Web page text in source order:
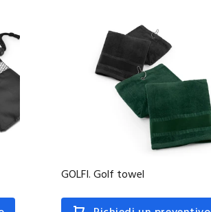
GOLFI. Golf towel